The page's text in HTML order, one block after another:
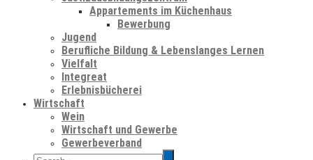
Appartements im Küchenhaus
Bewerbung
Jugend
Berufliche Bildung & Lebenslanges Lernen
Vielfalt
Integreat
Erlebnisbücherei
Wirtschaft
Wein
Wirtschaft und Gewerbe
Gewerbeverband